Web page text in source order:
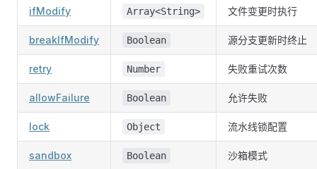
ifModify Array<String> 文件变更时执行
breakIfModify Boolean 源分支更新时终止
retry Number 失败重试次数
allowFailure Boolean 允许失败
lock Object 流水线锁配置
sandbox Boolean 沙箱模式